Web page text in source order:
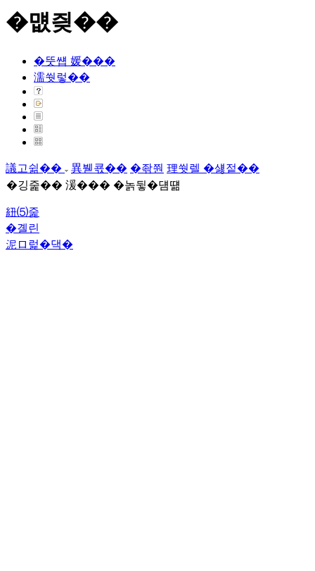
�먮즺��
�뚯썝 媛���
濡쒓렇��
議고쉶�� 異붿쿇�� �좎쭨 理쒓렐 �섏젙��
�깅줉�� 湲��� �놁뒿�덈떎
紐⑸줉
�곌린
泥ロ럹�댁�